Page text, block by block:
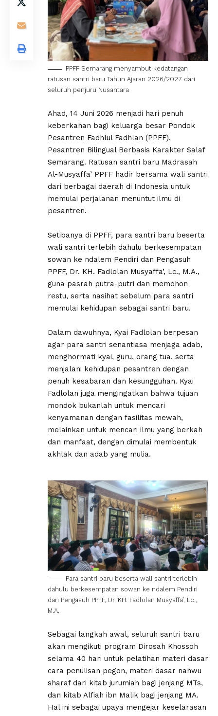
PPFF Semarang menyambut kedatangan
ratusan santri baru Tahun Ajaran 2026/2027 dari
seluruh penjuru Nusantara
Ahad, 14 Juni 2026 menjadi hari penuh
keberkahan bagi keluarga besar Pondok
Pesantren Fadhlul Fadhlan (PPFF),
Pesantren Bilingual Berbasis Karakter Salaf
Semarang. Ratusan santri baru Madrasah
Al-Musyaffa’ PPFF hadir bersama wali santri
dari berbagai daerah di Indonesia untuk
memulai perjalanan menuntut ilmu di
pesantren.
Setibanya di PPFF, para santri baru beserta
wali santri terlebih dahulu berkesempatan
sowan ke ndalem Pendiri dan Pengasuh
PPFF, Dr. KH. Fadlolan Musyaffa’, Lc., M.A.,
guna pasrah putra-putri dan memohon
restu, serta nasihat sebelum para santri
memulai kehidupan sebagai santri baru.
Dalam dawuhnya, Kyai Fadlolan berpesan
agar para santri senantiasa menjaga adab,
menghormati kyai, guru, orang tua, serta
menjalani kehidupan pesantren dengan
penuh kesabaran dan kesungguhan. Kyai
Fadlolan juga mengingatkan bahwa tujuan
mondok bukanlah untuk mencari
kenyamanan dengan fasilitas mewah,
melainkan untuk mencari ilmu yang berkah
dan manfaat, dengan dimulai membentuk
akhlak dan adab yang mulia.
Para santri baru beserta wali santri terlebih
dahulu berkesempatan sowan ke ndalem Pendiri
dan Pengasuh PPFF, Dr. KH. Fadlolan Musyaffa’, Lc.,
M.A.
Sebagai langkah awal, seluruh santri baru
akan mengikuti program Dirosah Khossoh
selama 40 hari untuk pelatihan materi dasar
cara penulisan pegon, materi dasar nahwu
sharaf dari kitab jurumiah bagi jenjang MTs,
dan kitab Alfiah ibn Malik bagi jenjang MA.
Hal ini sebagai upaya mengejar keselarasan